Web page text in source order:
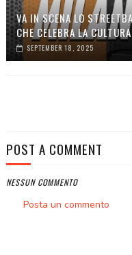
VA IN SCENA LO
CHE CELEBRA LA
SEPTEMBER 18, 2025
POST A COMMENT
NESSUN COMMENTO
Posta un commento